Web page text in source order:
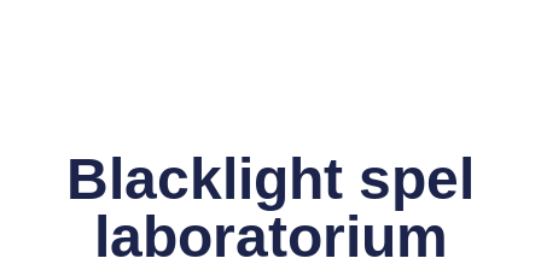
Blacklight spel
laboratorium